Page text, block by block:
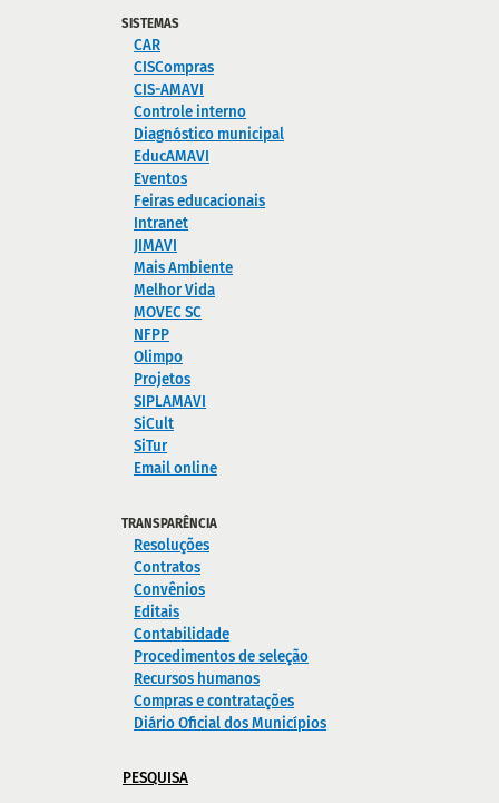
SISTEMAS
CAR
CISCompras
CIS-AMAVI
Controle interno
Diagnóstico municipal
EducAMAVI
Eventos
Feiras educacionais
Intranet
JIMAVI
Mais Ambiente
Melhor Vida
MOVEC SC
NFPP
Olimpo
Projetos
SIPLAMAVI
SiCult
SiTur
Email online
TRANSPARÊNCIA
Resoluções
Contratos
Convênios
Editais
Contabilidade
Procedimentos de seleção
Recursos humanos
Compras e contratações
Diário Oficial dos Municípios
PESQUISA